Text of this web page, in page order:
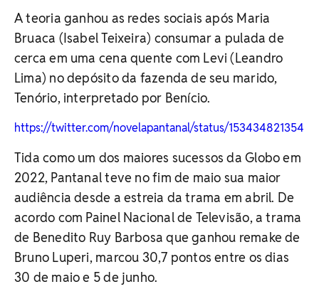
A teoria ganhou as redes sociais após Maria
Bruaca (Isabel Teixeira) consumar a pulada de
cerca em uma cena quente com Levi (Leandro
Lima) no depósito da fazenda de seu marido,
Tenório, interpretado por Benício.
https://twitter.com/novelapantanal/status/
Tida como um dos maiores sucessos da Globo em
2022, Pantanal teve no fim de maio sua maior
audiência desde a estreia da trama em abril. De
acordo com Painel Nacional de Televisão, a trama
de Benedito Ruy Barbosa que ganhou remake de
Bruno Luperi, marcou 30,7 pontos entre os dias
30 de maio e 5 de junho.